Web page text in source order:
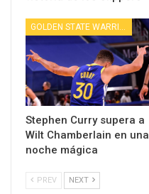
Stephen Curry supera a
Wilt Chamberlain en una
noche mágica
PREV NEXT